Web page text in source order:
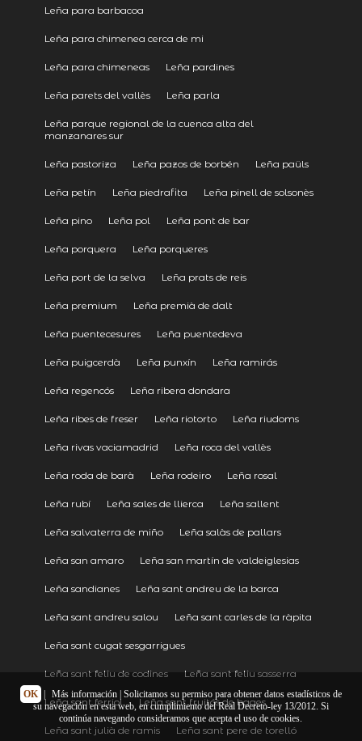
Leña para barbacoa
Leña para chimenea cerca de mi
Leña para chimeneas Leña pardines
Leña parets del vallès Leña parla
Leña parque regional de la cuenca alta del
manzanares sur
Leña pastoriza Leña pazos de borbén Leña paüls
Leña petín Leña piedrafita Leña pinell de solsonès
Leña pino Leña pol Leña pont de bar
Leña porquera Leña porqueres
Leña port de la selva Leña prats de reis
Leña premium Leña premià de dalt
Leña puentecesures Leña puentedeva
Leña puigcerdà Leña punxín Leña ramirás
Leña regencós Leña ribera dondara
Leña ribes de freser Leña riotorto Leña riudoms
Leña rivas vaciamadrid Leña roca del vallès
Leña roda de barà Leña rodeiro Leña rosal
Leña rubí Leña sales de llierca Leña sallent
Leña salvaterra de miño Leña salàs de pallars
Leña san amaro Leña san martín de valdeiglesias
Leña sandianes Leña sant andreu de la barca
Leña sant andreu salou Leña sant carles de la ràpita
Leña sant cugat sesgarrigues
Leña sant feliu de codines Leña sant feliu sasserra
Leña sant ferriol Leña sant fruitós de bages
Leña sant julià de ramis Leña sant pere de torelló
OK Más información| Solicitamos su permiso para obtener datos estadísticos de
su navegación en esta web, en cumplimiento del Real Decreto-ley 13/2012. Si
continúa navegando consideramos que acepta el uso de cookies.